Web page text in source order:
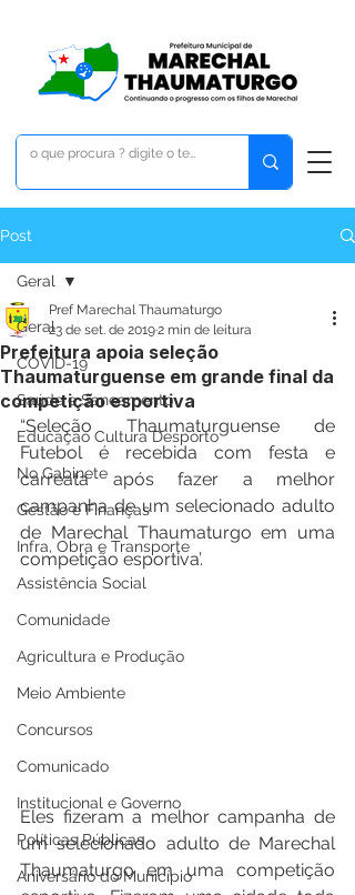
Post
Geral
COVID-19
Saúde e Saneamento
Educação Cultura Desporto
No Gabinete
Gestão e Finanças
Infra, Obra e Transporte
Assistência Social
Comunidade
Agricultura e Produção
Meio Ambiente
Concursos
Comunicado
Institucional e Governo
Políticas Públicas
Aniversário do Município
Geral
Prefeitura apoia seleção
Thaumaturguense em grande final da
competição esportiva
Pref Marechal Thaumaturgo
23 de set. de 20192 min de leitura
“Seleção Thaumaturguense de
Futebol é recebida com festa e
carreata após fazer a melhor
campanha de um selecionado adulto
de Marechal Thaumaturgo em uma
competição esportiva’.
Eles fizeram a melhor campanha de
um selecionado adulto de Marechal
Thaumaturgo em uma competição